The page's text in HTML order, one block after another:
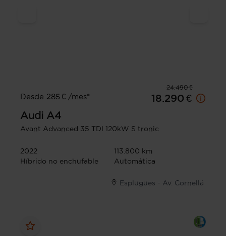
24.490 €
Desde 285 € /mes*
18.290 €
Audi A4
Avant Advanced 35 TDI 120kW S tronic
2022
113.800 km
Híbrido no enchufable
Automática
Esplugues - Av. Cornellá